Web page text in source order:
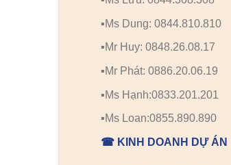
▪️Ms Dung: 0844.810.810
▪️Mr Huy: 0848.26.08.17
▪️Mr Phát: 0886.20.06.19
▪️Ms Hạnh:0833.201.201
▪️Ms Loan:0855.890.890
☎ KINH DOANH DỰ ÁN